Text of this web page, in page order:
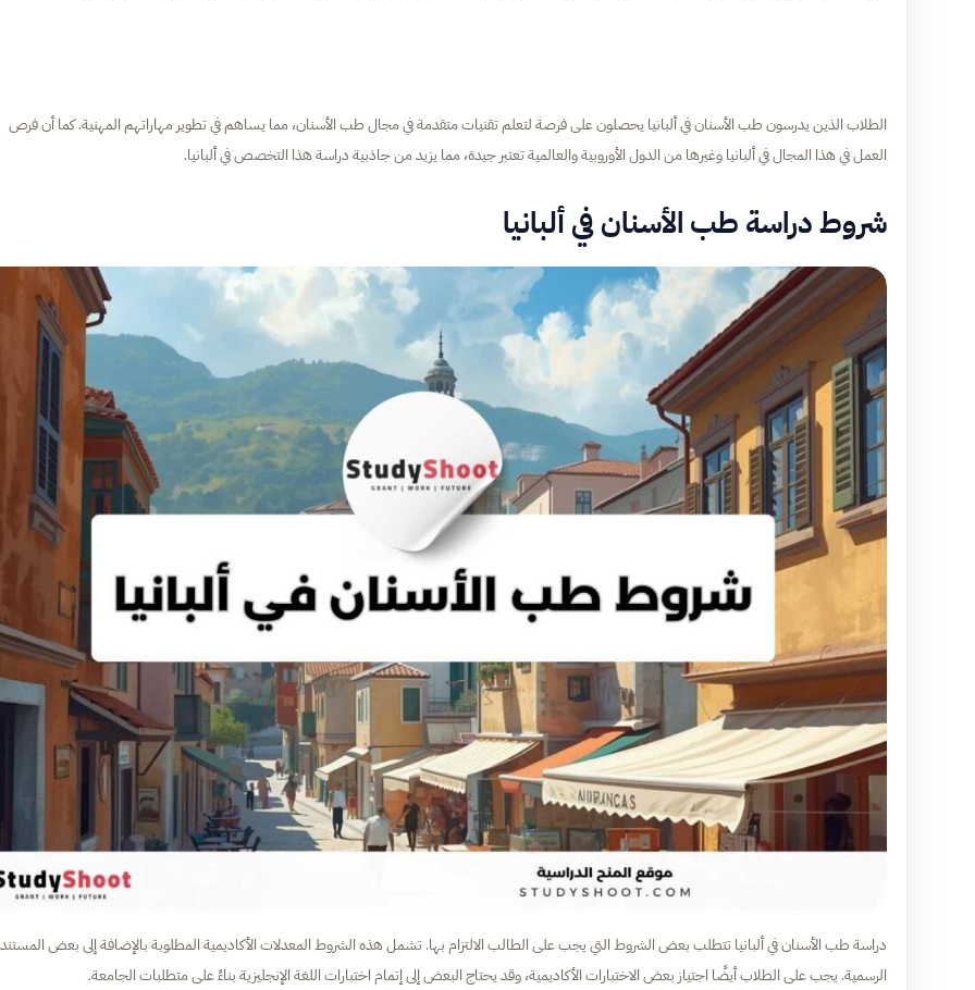
الطلاب الذين يدرسون طب الأسنان في ألبانيا يحصلون على فرصة لتعلم تقنيات متقدمة في مجال طب الأسنان، مما يساهم في تطوير مهاراتهم المهنية. كما أن فرص
العمل في هذا المجال في ألبانيا وغيرها من الدول الأوروبية والعالمية تعتبر جيدة، مما يزيد من جاذبية دراسة هذا التخصص في ألبانيا.
شروط دراسة طب الأسنان في ألبانيا
دراسة طب الأسنان في ألبانيا تتطلب بعض الشروط التي يجب على الطالب الالتزام بها. تشمل هذه الشروط المعدلات الأكاديمية المطلوبة بالإضافة إلى بعض
الرسمية. يجب على الطلاب أيضًا اجتياز بعض الاختبارات الأكاديمية، وقد يحتاج البعض إلى إتمام اختبارات اللغة الإنجليزية بناءً على متطلبات الجامعة.